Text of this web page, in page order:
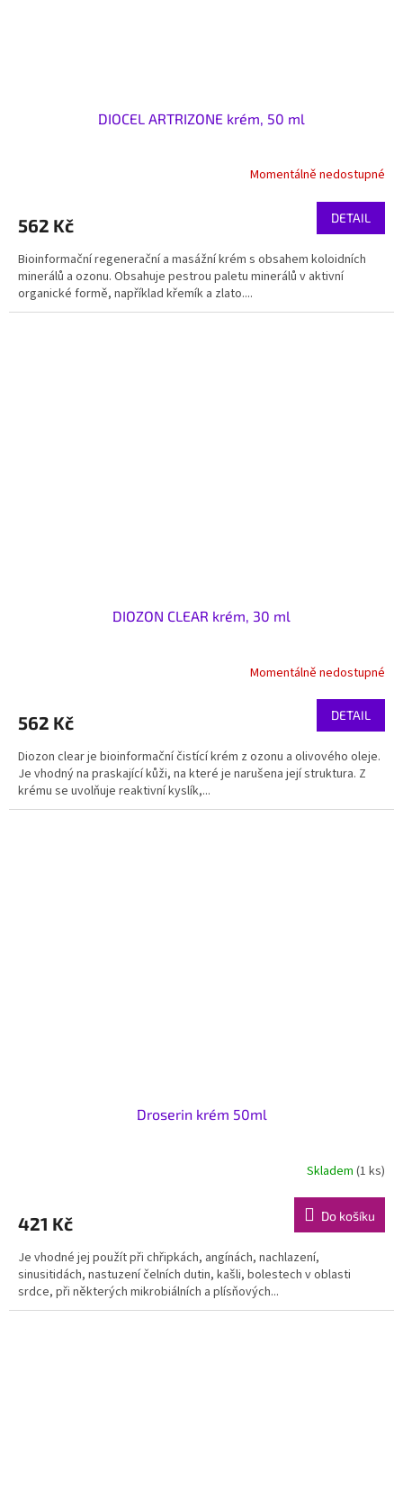
DIOCEL ARTRIZONE krém, 50 ml
Momentálně nedostupné
562 Kč DETAIL
Bioinformační regenerační a masážní krém s obsahem koloidních
minerálů a ozonu. Obsahuje pestrou paletu minerálů v aktivní
organické formě, například křemík a zlato....
DIOZON CLEAR krém, 30 ml
Momentálně nedostupné
562 Kč DETAIL
Diozon clear je bioinformační čistící krém z ozonu a olivového oleje.
Je vhodný na praskající kůži, na které je narušena její struktura. Z
krému se uvolňuje reaktivní kyslík,...
Droserin krém 50ml
Skladem (1 ks)
421 Kč Do košíku
Je vhodné jej použít při chřipkách, angínách, nachlazení,
sinusitidách, nastuzení čelních dutin, kašli, bolestech v oblasti
srdce, při některých mikrobiálních a plísňových...